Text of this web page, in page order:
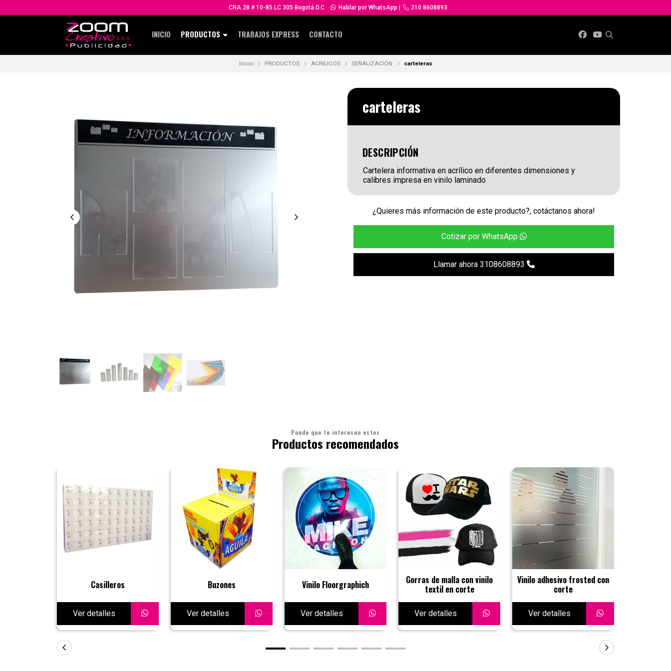
CRA 28 # 10-85 LC 305 Bogotá D.C Hablar por WhatsApp 310 8608893
INICIO PRODUCTOS TRABAJOS EXPRESS CONTACTO
Inicio PRODUCTOS ACRILICOS SEÑALIZACIÓN carteleras
carteleras
DESCRIPCIÓN
Cartelera informativa en acrílico en diferentes dimensiones y
calibres impresa en vinilo laminado
¿Quieres más información de este producto?, cotáctanos ahora!
Cotizar por WhatsApp
Llamar ahora 3108608893
Puede que te interesen estos
Productos recomendados
Casilleros
Ver detalles
Buzones
Ver detalles
Vinilo Floorgraphich
Ver detalles
Gorras de malla con vinilo
textil en corte
Ver detalles
Vinilo adhesivo frosted con
corte
Ver detalles